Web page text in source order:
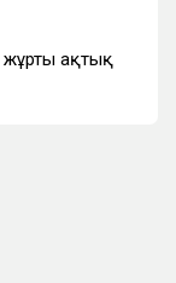
жұрты ақтық